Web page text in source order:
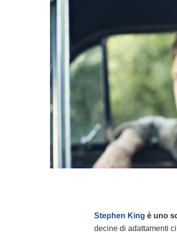
Stephen King è uno
decine di adattamenti